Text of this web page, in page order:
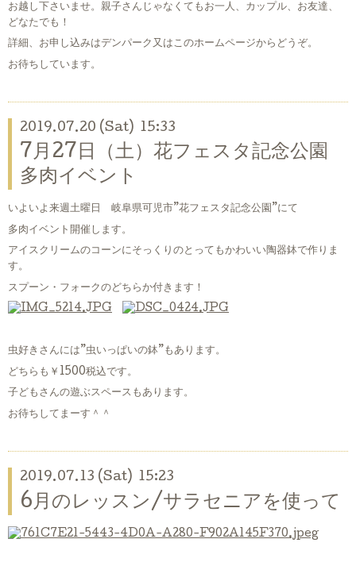
お越し下さいませ。親子さんじゃなくてもお一人、カップル、お友達、
どなたでも！
詳細、お申し込みはデンパーク又はこのホームページからどうぞ。
お待ちしています。
2019.07.20 (Sat) 15:33
7月27日（土）花フェスタ記念公園
多肉イベント
いよいよ来週土曜日 岐阜県可児市”花フェスタ記念公園”にて
多肉イベント開催します。
アイスクリームのコーンにそっくりのとってもかわいい陶器鉢で作りま
す。
スプーン・フォークのどちらか付きます！
虫好きさんには”虫いっぱいの鉢”もあります。
どちらも￥1500税込です。
子どもさんの遊ぶスペースもあります。
お待ちしてまーす＾＾
2019.07.13 (Sat) 15:23
6月のレッスン/サラセニアを使って